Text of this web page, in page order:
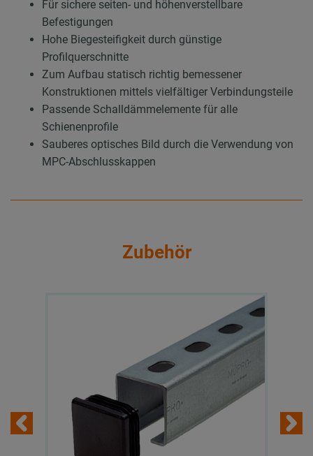
Für sichere seiten- und höhenverstellbare
Befestigungen
Hohe Biegesteifigkeit durch günstige
Profilquerschnitte
Zum Aufbau statisch richtig bemessener
Konstruktionen mittels vielfältiger Verbindungsteile
Passende Schalldämmelemente für alle
Schienenprofile
Sauberes optisches Bild durch die Verwendung von
MPC-Abschlusskappen
Zubehör